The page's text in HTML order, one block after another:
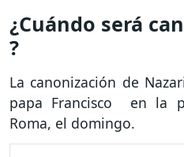
¿Cuándo será
?
La canonización de
papa Francisco en la
Roma, el domingo.